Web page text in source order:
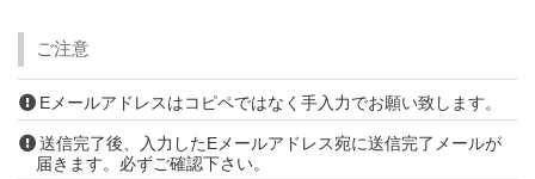
ご注意
Eメールアドレスはコピペではなく手入力でお願い致します。
送信完了後、入力したEメールアドレス宛に送信完了メールが
届きます。必ずご確認下さい。